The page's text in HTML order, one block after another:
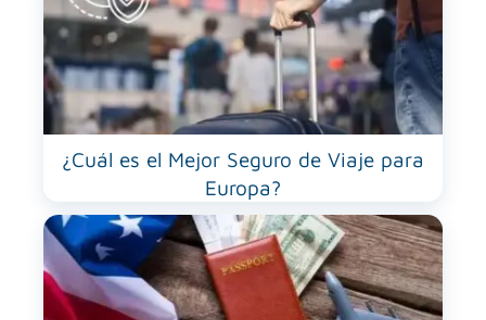
¿Cuál es el Mejor Seguro de Viaje para
Europa?